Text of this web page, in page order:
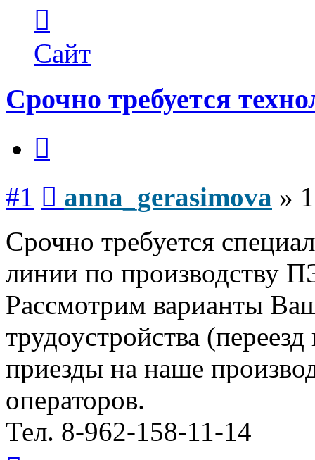
пользователя
anna_gerasimova
Сайт
Срочно требуется
#1 anna_gerasimova »
Срочно требуется
линии по производству
Рассмотрим варианты
трудоустройства
приезды на наше
операторов.
Тел. 8-962-158-11-14